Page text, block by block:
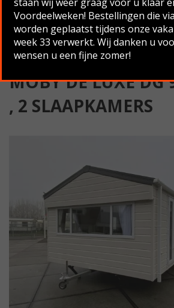
slaapkamers
Terug naar overzicht
MOBY DE LUXE DG
, 2 SLAAPKAMERS
Voordeelweken! Bestellingen die
worden geplaatst tijdens onze
week 33 verwerkt. Wij danken u
wensen u een fijne zomer!